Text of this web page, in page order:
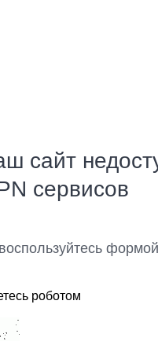
сайт
сервисов
роботом